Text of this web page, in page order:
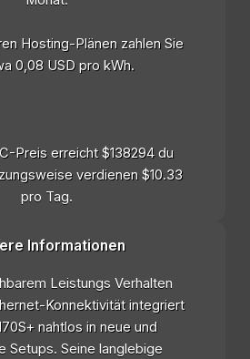
Hosting-Plänen zahlen Sie
0,08 USD pro kWh.
Preis erreicht $138294 du
verdienen $10.33
pro Tag.
Informationen
Leistungs Verhalten
Konnektivität integriert
nahtlos in neue und
Setups. Seine langlebige